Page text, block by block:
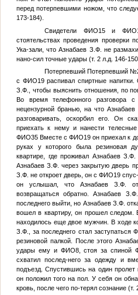
перед потерпевшими ножом, что
173-184).
Свидетели ФИО15и
стоятельствах проведения проверки
Ука-зали, что Азнабаев З.Ф. не
нано-сил точные удары (т. 2 л.д. 146-
Потерпевший Потерпевший
с ФИО19распивал спиртные напитки.
З.Ф., чтобы выяснить отношения, по
Во время телефонного разговора
нецензурной бранью, на что
разговаривать, оскорбил его. Он
приехать к нему и нанести
ФИО35Вместе сФИО19 он приехал к
руках у которого была резиновая
квартире, где проживал Азнабаев
Азнабаев З.Ф. через закрытую дверь
З.Ф. не откроет дверь, он сФИО19
он услышал, что Азнабаев З.Ф.
возвращаться обратно. Азнабаев
последнего выйти, но Азнабаев З.Ф.
вошел в квартиру, он прошел следом.
находилось еще двое мужчин. В ходе
З.Ф., за последнего стал заступаться
резиновой палкой. После этого
удары ему и ФИО8, стоя за спиной
схватил послед-него за одежду и
подъезд. Спустившись на один
он положил того на пол. У себя он
кровь, после чего по-терял сознание (т.